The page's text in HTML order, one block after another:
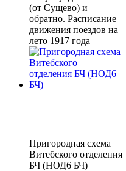
(от Сущево) и
обратно. Расписание
движения поездов на
лето 1917 года
Пригородная схема
Витебского отделения
БЧ (НОД6 БЧ)